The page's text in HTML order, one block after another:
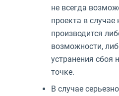
не всегда
проекта в
производится
возможности,
устранения сбоя
точке.
В случае